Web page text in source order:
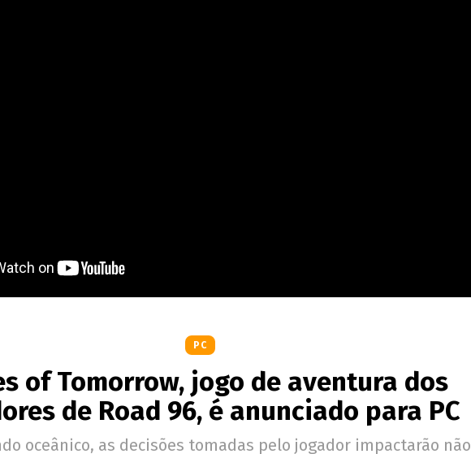
PC
of Tomorrow, jogo de aventura dos
de Road 96, é anunciado para PC
oceânico, as decisões tomadas pelo jogador impactarão não